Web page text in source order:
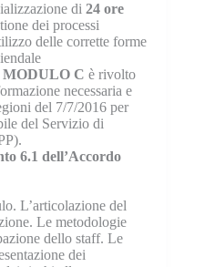
di 24 ore
dei processi
delle corrette forme
MODULO C è rivolto
necessaria e
del 7/7/2016 per
del Servizio di
6.1 dell’Accordo
L’articolazione del
Le metodologie
dello staff. Le
dei